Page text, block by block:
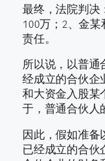
最终，法院判决
100万；2、金
责任。
所以说，以普通
经成立的合伙企
和大资金入股某
于，普通合伙人
因此，假如准备
已经成立的合伙